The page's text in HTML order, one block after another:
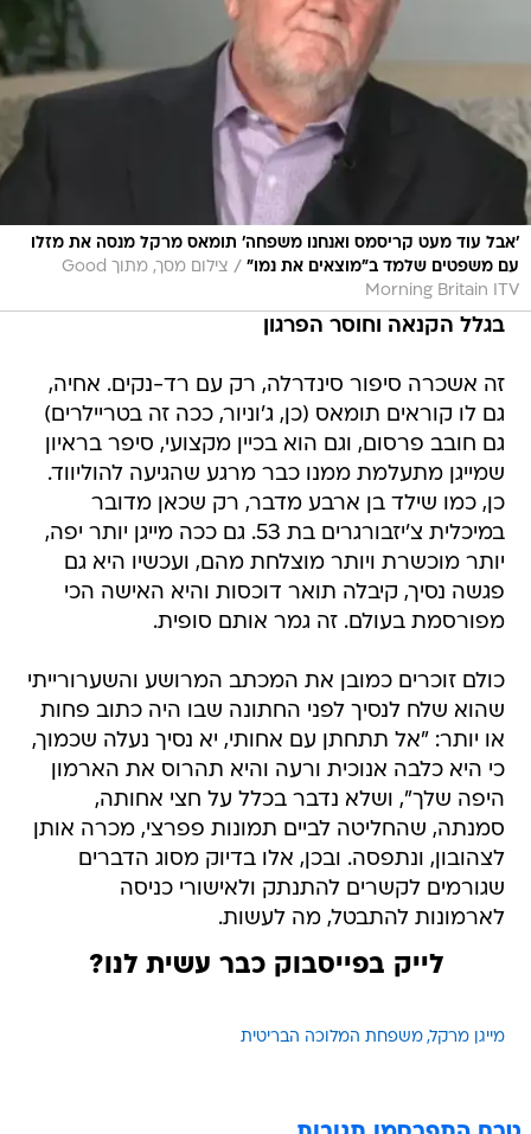
'אבל עוד מעט קריסמס ואנחנו משפחה' תומאס מרקל מנסה את מזלו
עם משפטים שלמד ב"מוצאים את נמו" /
צילום מסך, מתוך Good
Morning Britain ITV
בגלל הקנאה וחוסר הפרגון
זה אשכרה סיפור סינדרלה, רק עם רד-נקים. אחיה,
גם לו קוראים תומאס (כן, ג'וניור, ככה זה בטריילרים)
גם חובב פרסום, וגם הוא בכיין מקצועי, סיפר בראיון
שמייגן מתעלמת ממנו כבר מרגע שהגיעה להוליווד.
כן, כמו שילד בן ארבע מדבר, רק שכאן מדובר
במיכלית צ'יזבורגרים בת 53. גם ככה מייגן יותר יפה,
יותר מוכשרת ויותר מוצלחת מהם, ועכשיו היא גם
פגשה נסיך, קיבלה תואר דוכסות והיא האישה הכי
מפורסמת בעולם. זה גמר אותם סופית.
כולם זוכרים כמובן את המכתב המרושע והשערורייתי
שהוא שלח לנסיך לפני החתונה שבו היה כתוב פחות
או יותר: "אל תתחתן עם אחותי, יא נסיך נעלה שכמוך,
כי היא כלבה אנוכית ורעה והיא תהרוס את הארמון
היפה שלך", ושלא נדבר בכלל על חצי אחותה,
סמנתה, שהחליטה לביים תמונות פפרצי, מכרה אותן
לצהובון, ונתפסה. ובכן, אלו בדיוק מסוג הדברים
שגורמים לקשרים להתנתק ולאישורי כניסה
לארמונות להתבטל, מה לעשות.
לייק בפייסבוק כבר עשית לנו?
מייגן מרקל משפחת המלוכה הבריטית